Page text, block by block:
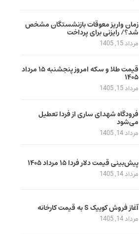
زمان واریز معوقات بازنشستگان مشخص
شد؟/ رایزنی برای پرداخت
مرداد 15, 1405
قیمت طلا و سکه امروز پنجشنبه ۱۵ مرداد
۱۴۰۵
مرداد 15, 1405
فرودگاه شهدای ساری از فردا تعطیل
می‌شود
مرداد 14, 1405
پیش‌بینی قیمت دلار فردا ۱۵ مرداد ۱۴۰۵
مرداد 14, 1405
آغاز فروش کوییک S به قیمت کارخانه
مرداد 14, 1405